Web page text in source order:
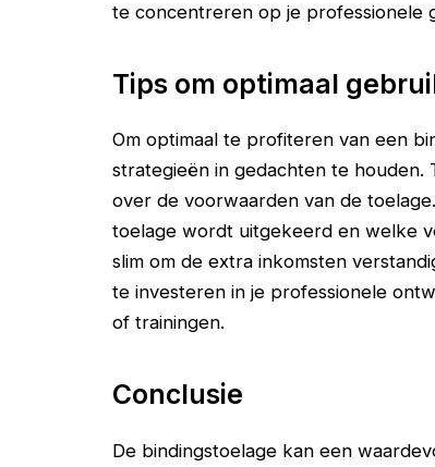
te concentreren op je professionele
Tips om optimaal
Om optimaal te profiteren van een
strategieën in gedachten te houden.
over de voorwaarden van de
toelage wordt uitgekeerd en welke
slim om de extra inkomsten
te investeren in je professionele
of trainingen.
Conclusie
De bindingstoelage kan een